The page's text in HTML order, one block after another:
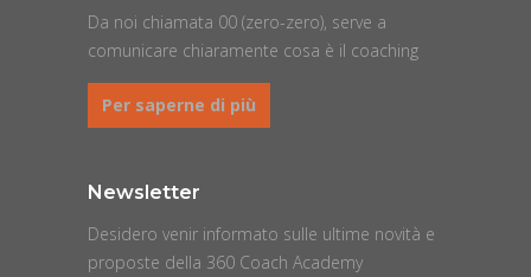
Da noi chiamata 00 (zero-zero), serve a
comunicare chiaramente cosa è il coaching
Per saperne di più
Newsletter
Desidero venir informato sulle ultime novità e
proposte della 360 Coach Academy